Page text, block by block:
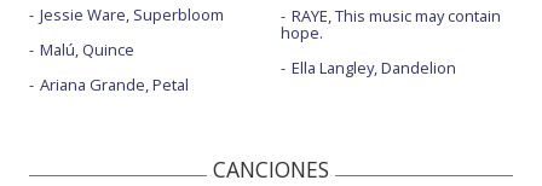
Jessie Ware, Superbloom
Malú, Quince
Ariana Grande, Petal
RAYE, This music may contain
hope.
Ella Langley, Dandelion
CANCIONES